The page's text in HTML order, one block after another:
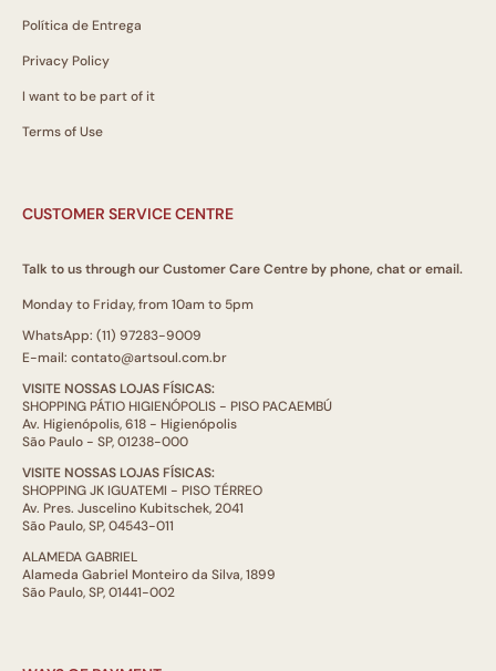
Política de Entrega
Privacy Policy
I want to be part of it
Terms of Use
CUSTOMER SERVICE CENTRE
Talk to us through our Customer Care Centre by phone, chat or email.
Monday to Friday, from 10am to 5pm
WhatsApp: (11) 97283-9009
E-mail: contato@artsoul.com.br
VISITE NOSSAS LOJAS FÍSICAS:
SHOPPING PÁTIO HIGIENÓPOLIS - PISO PACAEMBÚ
Av. Higienópolis, 618 - Higienópolis
São Paulo - SP, 01238-000
VISITE NOSSAS LOJAS FÍSICAS:
SHOPPING JK IGUATEMI - PISO TÉRREO
Av. Pres. Juscelino Kubitschek, 2041
São Paulo, SP, 04543-011
ALAMEDA GABRIEL
Alameda Gabriel Monteiro da Silva, 1899
São Paulo, SP, 01441-002